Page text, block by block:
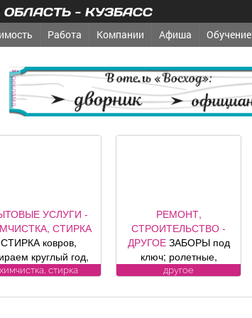
- КУЗБАСС
Работа Компании Афиша Обучение
реклама
УСЛУГИ -
СТИРКА
СТИРКА ковров,
круглый год,
и привезем
скидка
химчистка, стирка
РЕМОНТ,
СТРОИТЕЛЬСТВО -
ДРУГОЕЗАБОРЫ под
ключ; ролетные,
секционные ворота (от
представителя
другое